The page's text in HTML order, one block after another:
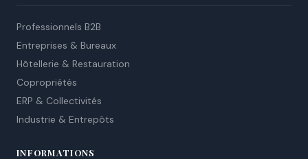
Professionnels B2B
Entreprises & Bureaux
Hôtellerie & Restauration
Copropriétés
ERP & Collectivités
Industrie & Entrepôts
INFORMATIONS